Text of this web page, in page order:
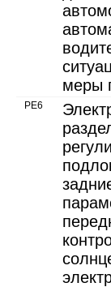
меры
PE6